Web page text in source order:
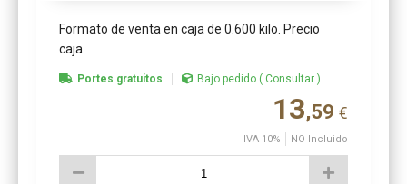
Formato de venta en caja de 0.600 kilo. Precio
caja.
Portes gratuitos Bajo pedido ( Consultar )
13,59 €
IVA 10% NO Incluido